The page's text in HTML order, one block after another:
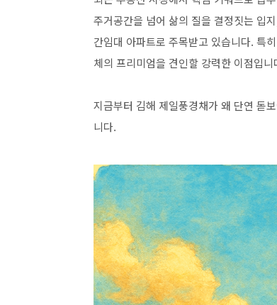
주거공간을 넘어 삶의 질을 결정짓는 입
간임대 아파트로 주목받고 있습니다. 특
체의 프리미엄을 견인할 강력한 이점입니
지금부터 김해 제일풍경채가 왜 단연 돋
니다.